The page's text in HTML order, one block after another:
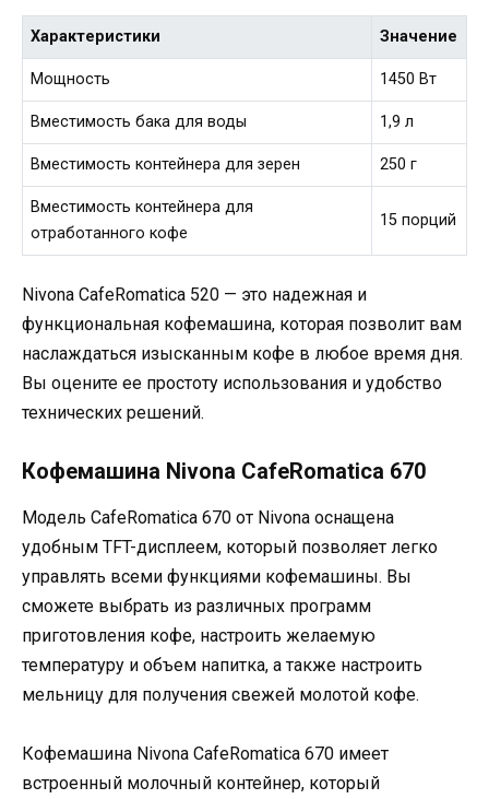
Характеристики Значение
Мощность 1450 Вт
Вместимость бака для воды 1,9 л
Вместимость контейнера для зерен 250 г
Вместимость контейнера для
отработанного кофе
15 порций
Nivona CafeRomatica 520 — это надежная и
функциональная кофемашина, которая позволит вам
наслаждаться изысканным кофе в любое время дня.
Вы оцените ее простоту использования и удобство
технических решений.
Кофемашина Nivona CafeRomatica 670
Модель CafeRomatica 670 от Nivona оснащена
удобным TFT-дисплеем, который позволяет легко
управлять всеми функциями кофемашины. Вы
сможете выбрать из различных программ
приготовления кофе, настроить желаемую
температуру и объем напитка, а также настроить
мельницу для получения свежей молотой кофе.
Кофемашина Nivona CafeRomatica 670 имеет
встроенный молочный контейнер, который